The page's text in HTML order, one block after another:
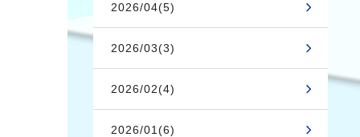
2026/04(5)
2026/03(3)
2026/02(4)
2026/01(6)